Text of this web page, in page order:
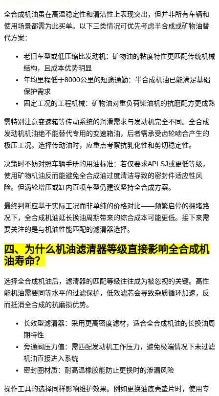
全合成机油虽在高温稳定性和清洁性上表现突出，但并非所有车辆和
使用场景都需为此买单。以下三类情况可优先考虑半合成或矿物油替
代方案：
老旧车型或低压缩比发动机：矿物油的粘度特性更匹配传统机械
结构，且成本优势明显
年均里程低于8000公里的短途通勤：半合成机油已能满足基础
保护需求
固定工况的工程机械：矿物油对重负荷柴油机的抗磨配方更成熟
需特别注意变速箱等传动系统的润滑需求与发动机完全不同。全合成
发动机机油绝不能替代专用的变速箱油，后者需承受齿轮啮合产生的
极压工况。选择传动油时，应重点考察抗乳化性和剪切稳定性。
决策时不妨对照车辆手册的用油标准：若仅要求API SJ或更低等级，
使用矿物机油反而能避免全合成油过度清洁导致的密封件适应性风
险。但涡轮增压或缸内直喷车型仍建议坚持全合成方案。
最终判断应基于实际工况而非单纯的价格对比——频繁启停的拥堵路
况下，全合成机油延长换油周期带来的综合成本可能更低。接下来需
要关注的是与机油性能匹配的滤清器选择。
四、为什么机油滤清器等级直接影响全合成机
油寿命？
选择全合成机油后，滤清器的匹配等级往往成为被忽视的关键。高性
能机油需要同等水平的过滤保护，低效滤芯会导致杂质循环加速，反
而抵消全合成的抗磨损优势。
长效型滤清器：采用更高密度滤材，适合全合成机油的长换油周
期特性
旁通阀压力值：需匹配发动机工作压力，避免极端情况下未过滤
机油直接进入系统
密封圈材质：耐高温橡胶能防止更换时的渗漏风险
操作工具的选择同样影响维护效果。例如更换油底壳垫片时，使用专